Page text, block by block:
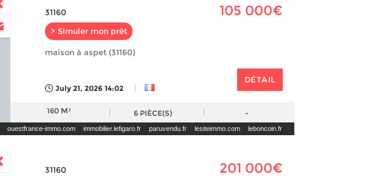
31160
> Simuler mon prêt
105 000€
maison à aspet (31160)
July 21, 2026 14:02 |
DÉTAIL
160 M² 6 PIÈCE(S) -
ouestfrance-immo.com immobilier.lefigaro.fr paruvendu.fr lesiteimmo.com leboncoin.fr
31160 201 000€